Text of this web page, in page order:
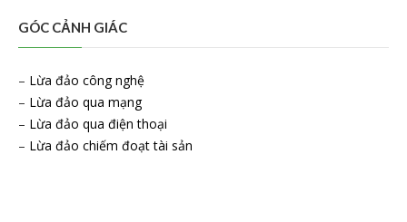
GÓC CẢNH GIÁC
– Lừa đảo công nghệ
– Lừa đảo qua mạng
– Lừa đảo qua điện thoại
– Lừa đảo chiếm đoạt tài sản